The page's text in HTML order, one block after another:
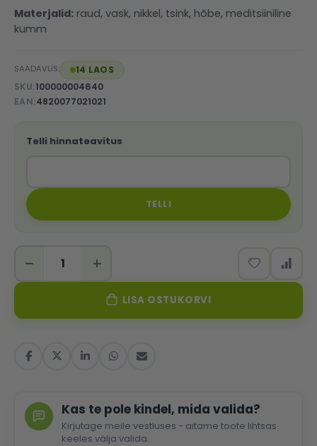
Materjalid: raud, vask, nikkel, tsink, hõbe, meditsiiniline
kumm
SAADAVUS:
14 LAOS
SKU 100000004640
EAN 4820077021021
Telli hinnateavitus
TELLI
LISA OSTUKORVI
Kas te pole kindel, mida valida?
Kirjutage meile vestluses - aitame toote lihtsas
keeles välja valida.